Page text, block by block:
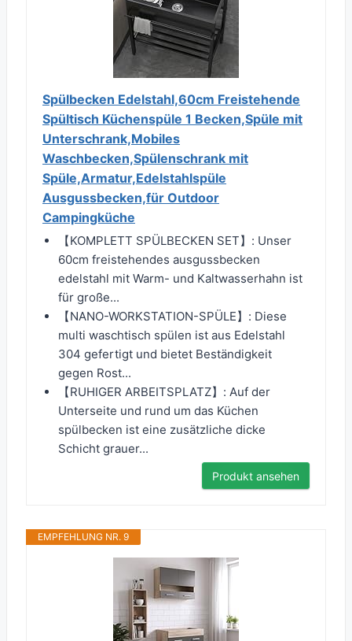
Spülbecken Edelstahl,60cm Freistehende
Spültisch Küchenspüle 1 Becken,Spüle mit
Unterschrank,Mobiles
Waschbecken,Spülenschrank mit
Spüle,Armatur,Edelstahlspüle
Ausgussbecken,für Outdoor
Campingküche
【KOMPLETT SPÜLBECKEN SET】: Unser
60cm freistehendes ausgussbecken
edelstahl mit Warm- und Kaltwasserhahn ist
für große...
【NANO-WORKSTATION-SPÜLE】: Diese
multi waschtisch spülen ist aus Edelstahl
304 gefertigt und bietet Beständigkeit
gegen Rost...
【RUHIGER ARBEITSPLATZ】: Auf der
Unterseite und rund um das Küchen
spülbecken ist eine zusätzliche dicke
Schicht grauer...
Produkt ansehen
EMPFEHLUNG NR. 9